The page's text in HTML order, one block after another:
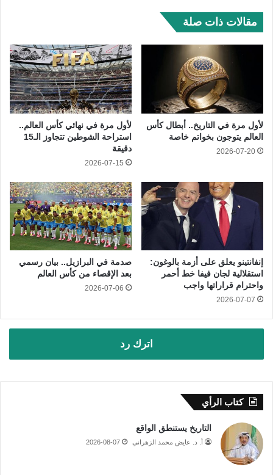
مقالات ذات صلة
لأول مرة في التاريخ.. أبطال كأس
العالم يتوجون بخواتم خاصة
2026-07-20
لأول مرة في نهائي كأس العالم..
استراحة الشوطين تتجاوز الـ15
دقيقة
2026-07-15
إنفانتينو يعلق على أزمة بالوغون:
استقلالية لجان فيفا خط أحمر
واحترام قراراتها واجب
2026-07-07
صدمة في البرازيل.. بيان رسمي
بعد الإقصاء من كأس العالم
2026-07-06
اترك رد
كتاب الرأي
التاريخ يستنطق الواقع
أ. د. عايض محمد الزهراني 2026-08-07